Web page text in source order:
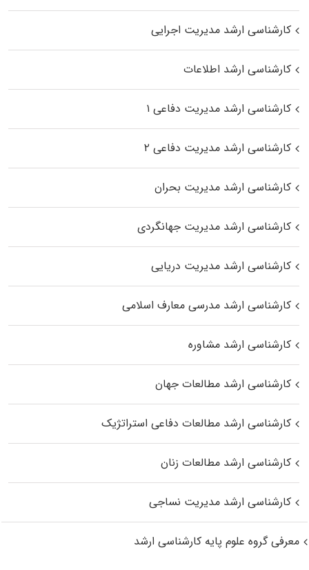
کارشناسی ارشد مدیریت اجرایی
کارشناسی ارشد اطلاعات
کارشناسی ارشد مدیریت دفاعی ۱
کارشناسی ارشد مدیریت دفاعی ۲
کارشناسی ارشد مدیریت بحران
کارشناسی ارشد مدیریت جهانگردی
کارشناسی ارشد مدیریت دریایی
کارشناسی ارشد مدرسی معارف اسلامی
کارشناسی ارشد مشاوره
کارشناسی ارشد مطالعات جهان
کارشناسی ارشد مطالعات دفاعی استراتژیک
کارشناسی ارشد مطالعات زنان
کارشناسی ارشد مدیریت نساجی
معرفی گروه علوم پایه کارشناسی ارشد